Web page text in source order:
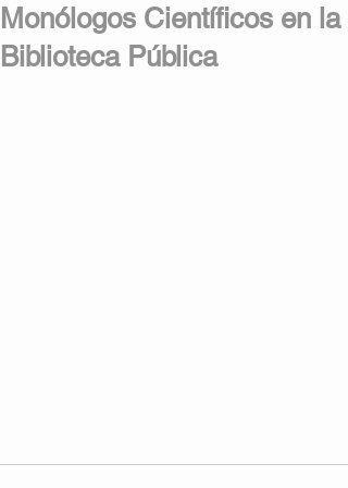
Monólogos Científicos en la
Biblioteca Pública